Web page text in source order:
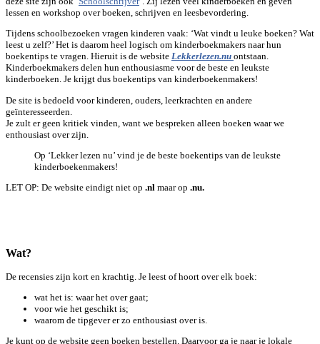
lessen en workshop over boeken, schrijven en leesbevordering.
Tijdens schoolbezoeken vragen kinderen vaak: ‘Wat vindt u leuke boeken? Wat
leest u zelf?’ Het is daarom heel logisch om kinderboekmakers naar hun
boekentips te vragen. Hieruit is de website Lekkerlezen.nu ontstaan.
Kinderboekmakers delen hun enthousiasme voor de beste en leukste
kinderboeken. Je krijgt dus boekentips van kinderboekenmakers!
De site is bedoeld voor kinderen, ouders, leerkrachten en andere
geïnteresseerden.
Je zult er geen kritiek vinden, want we bespreken alleen boeken waar we
enthousiast over zijn.
Op ‘Lekker lezen nu’ vind je de beste boekentips van de leukste
kinderboekenmakers!
LET OP: De website eindigt niet op .nl maar op .nu.
Wat?
De recensies zijn kort en krachtig. Je leest of hoort over elk boek:
wat het is: waar het over gaat;
voor wie het geschikt is;
waarom de tipgever er zo enthousiast over is.
Je kunt op de website geen boeken bestellen. Daarvoor ga je naar je lokale